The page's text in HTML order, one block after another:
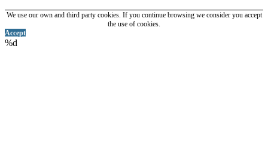
We use our own and third party cookies. If you continue browsing we consider you accept
the use of cookies.
Accept
%d